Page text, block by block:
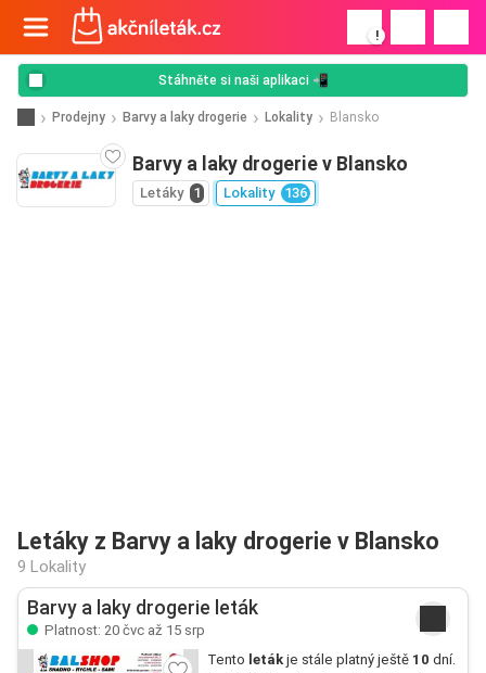
!
Stáhněte si naši aplikaci 📲
Prodejny Barvy a laky drogerie Lokality Blansko
Barvy a laky drogerie v Blansko
Letáky 1 Lokality 136
Letáky z Barvy a laky drogerie v Blansko
9 Lokality
Barvy a laky drogerie leták
Platnost: 20 čvc až 15 srp
Tento letákje stále platný ještě 10 dní.